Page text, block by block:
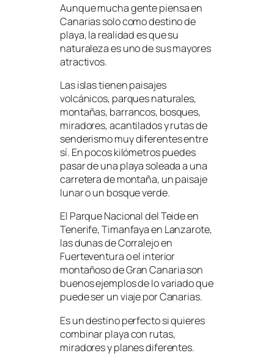
Aunque mucha gente piensa en
Canarias solo como destino de
playa, la realidad es que su
naturaleza es uno de sus mayores
atractivos.
Las islas tienen paisajes
volcánicos, parques naturales,
montañas, barrancos, bosques,
miradores, acantilados y rutas de
senderismo muy diferentes entre
sí. En pocos kilómetros puedes
pasar de una playa soleada a una
carretera de montaña, un paisaje
lunar o un bosque verde.
El Parque Nacional del Teide en
Tenerife, Timanfaya en Lanzarote,
las dunas de Corralejo en
Fuerteventura o el interior
montañoso de Gran Canaria son
buenos ejemplos de lo variado que
puede ser un viaje por Canarias.
Es un destino perfecto si quieres
combinar playa con rutas,
miradores y planes diferentes.